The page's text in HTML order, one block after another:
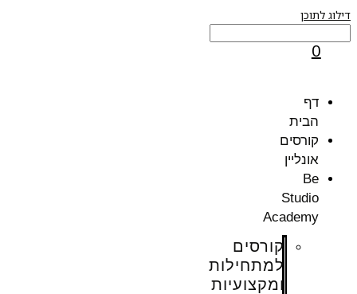
לתוכן
דף
הבית
קורסים
אונליין
Be
Studio
Academy
קורסים
למתחילות
ומקצועיות